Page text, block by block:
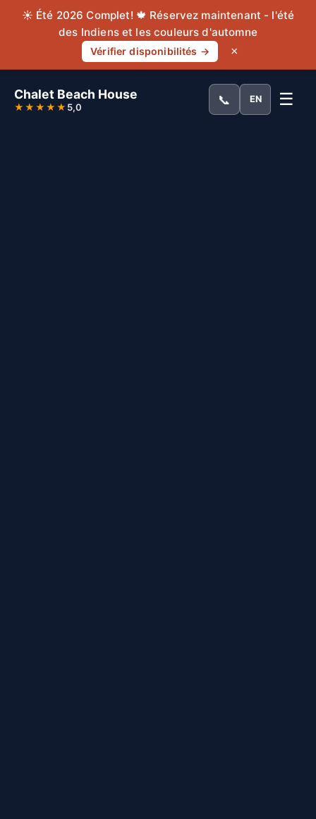
☀️ Été 2026 Complet! 🍁 Réservez maintenant - l'été
des Indiens et les couleurs d'automne
Vérifier disponibilités → ×
Chalet Beach House
★★★★★ 5,0 📞 EN ☰